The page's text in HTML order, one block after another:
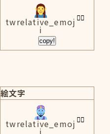
twrelative_emoj
i
copy!
絵文字
twrelative_emoj
i